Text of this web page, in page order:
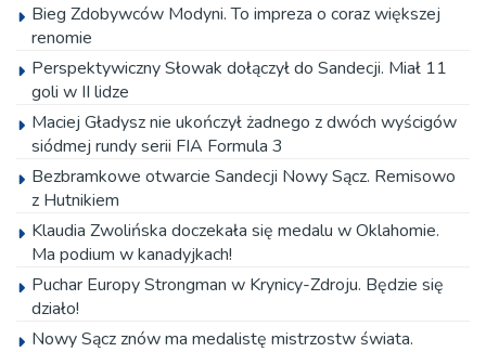
Bieg Zdobywców Modyni. To impreza o coraz większej
renomie
Perspektywiczny Słowak dołączył do Sandecji. Miał 11
goli w II lidze
Maciej Gładysz nie ukończył żadnego z dwóch wyścigów
siódmej rundy serii FIA Formula 3
Bezbramkowe otwarcie Sandecji Nowy Sącz. Remisowo
z Hutnikiem
Klaudia Zwolińska doczekała się medalu w Oklahomie.
Ma podium w kanadyjkach!
Puchar Europy Strongman w Krynicy-Zdroju. Będzie się
działo!
Nowy Sącz znów ma medalistę mistrzostw świata.